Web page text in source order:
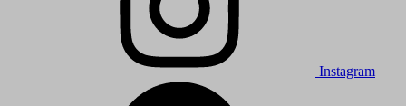
Instagram